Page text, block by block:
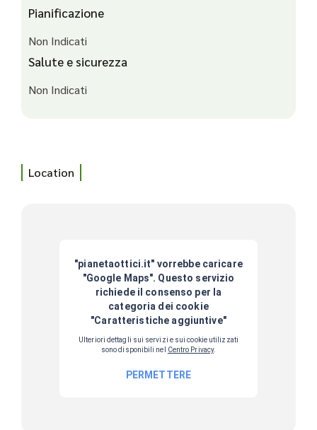
Pianificazione
Non Indicati
Salute e sicurezza
Non Indicati
Location